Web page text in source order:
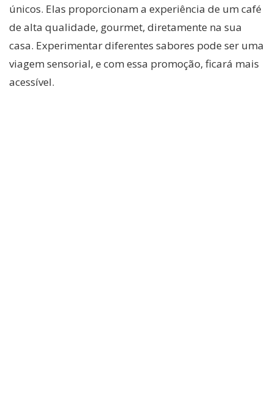
únicos. Elas proporcionam a experiência de um café
de alta qualidade, gourmet, diretamente na sua
casa. Experimentar diferentes sabores pode ser uma
viagem sensorial, e com essa promoção, ficará mais
acessível.